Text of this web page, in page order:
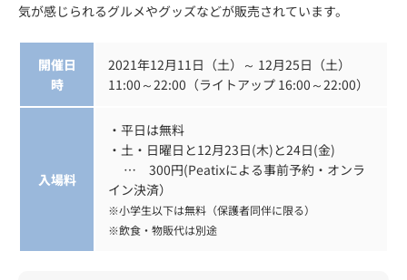
気が感じられるグルメやグッズなどが販売されています。
開催日
時
2021年12月11日（土）～ 12月25日（土）
11:00～22:00（ライトアップ 16:00～22:00）
入場料
・平日は無料
・土・日曜日と12月23日(木)と24日(金)
… 300円(Peatixによる事前予約・オンラ
イン決済）
※小学生以下は無料（保護者同伴に限る）
※飲食・物販代は別途